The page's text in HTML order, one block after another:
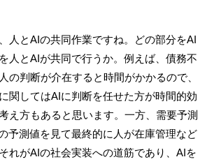
人とAIの共同作業ですね。どの部分をAI
人とAIが共同で行うか。例えば、債務不
の判断が介在すると時間がかかるので、
関してはAIに判断を任せた方が時間的効
え方もあると思います。一方、需要予測
予測値を見て最終的に人が在庫管理など
れがAIの社会実装への道筋であり、AIを